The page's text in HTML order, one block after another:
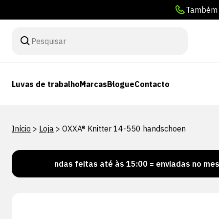
Luvas de trabalhoMarcasBlogueContacto
Início > Loja > OXXA® Knitter 14-550 handschoen
feitas até às 15:00 = enviadas no mesmo dia